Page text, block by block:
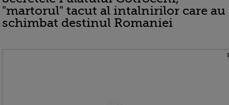
"martorul" tacut al intalnirilor care au
schimbat destinul Romaniei